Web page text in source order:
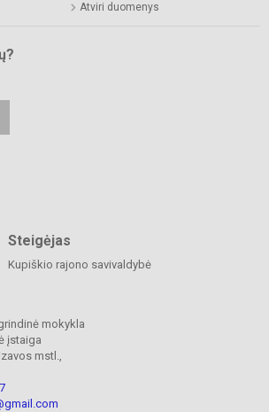
Atviri duomenys
Steigėjas
Kupiškio rajono savivaldybė
mokykla
įstaiga
mstl.,